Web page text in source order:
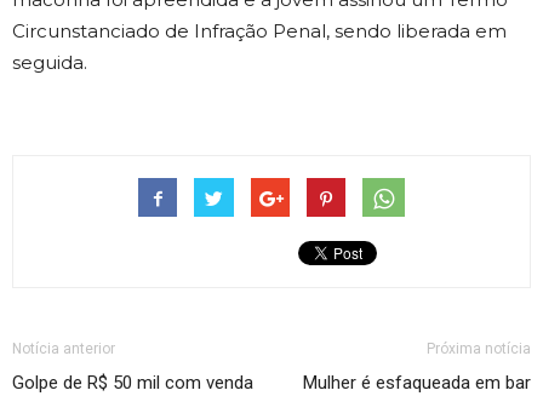
Circunstanciado de Infração Penal, sendo liberada em
seguida.
Notícia anterior
Golpe de R$ 50 mil com venda
Próxima notícia
Mulher é esfaqueada em bar